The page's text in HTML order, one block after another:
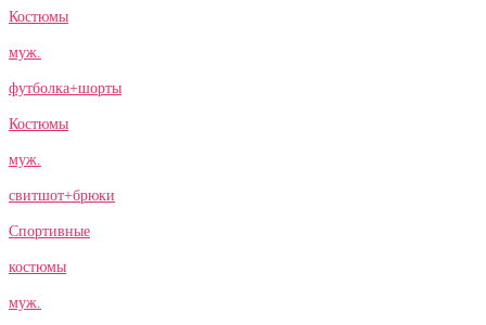
Костюмы
муж.
футболка+шорты
Костюмы
муж.
свитшот+брюки
Спортивные
костюмы
муж.